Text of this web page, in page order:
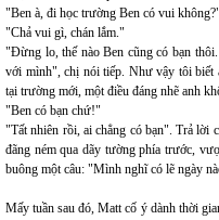
"Ben à, đi học trường Ben có vui
"Chả vui gì, chán lắm."
"Đừng lo, thế nào Ben cũng có bạn
với mình", chị nói tiếp. Như vậy tôi biết
tại trường mới, một điều đáng nhẽ anh
"Ben có bạn chứ!"
"Tất nhiên rồi, ai chẳng có bạn". Trả lời
đãng ném qua dãy tường phía trước,
buông một câu: "Mình nghĩ có lẽ ngày
Mấy tuần sau đó, Matt cố ý dành thời